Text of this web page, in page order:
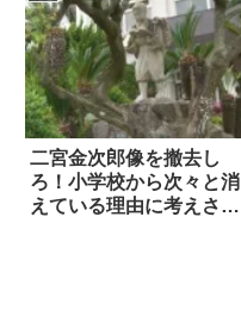
二宮金次郎像を撤去し
ろ！小学校から次々と消
えている理由に考えさせ